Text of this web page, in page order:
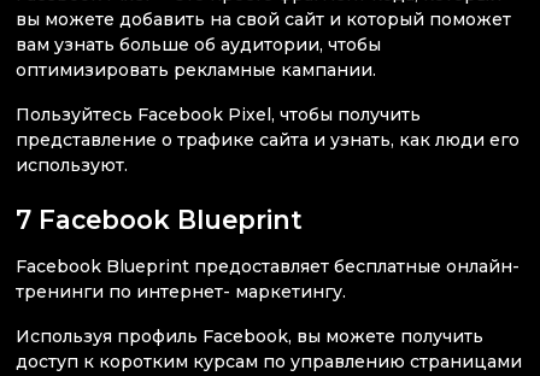
вы можете добавить на свой сайт и который поможет
вам узнать больше об аудитории, чтобы
оптимизировать рекламные кампании.
Пользуйтесь Facebook Pixel, чтобы получить
представление о трафике сайта и узнать, как люди его
используют.
7 Facebook Blueprint
Facebook Blueprint предоставляет бесплатные онлайн-
тренинги по интернет- маркетингу.
Используя профиль Facebook, вы можете получить
доступ к коротким курсам по управлению страницами